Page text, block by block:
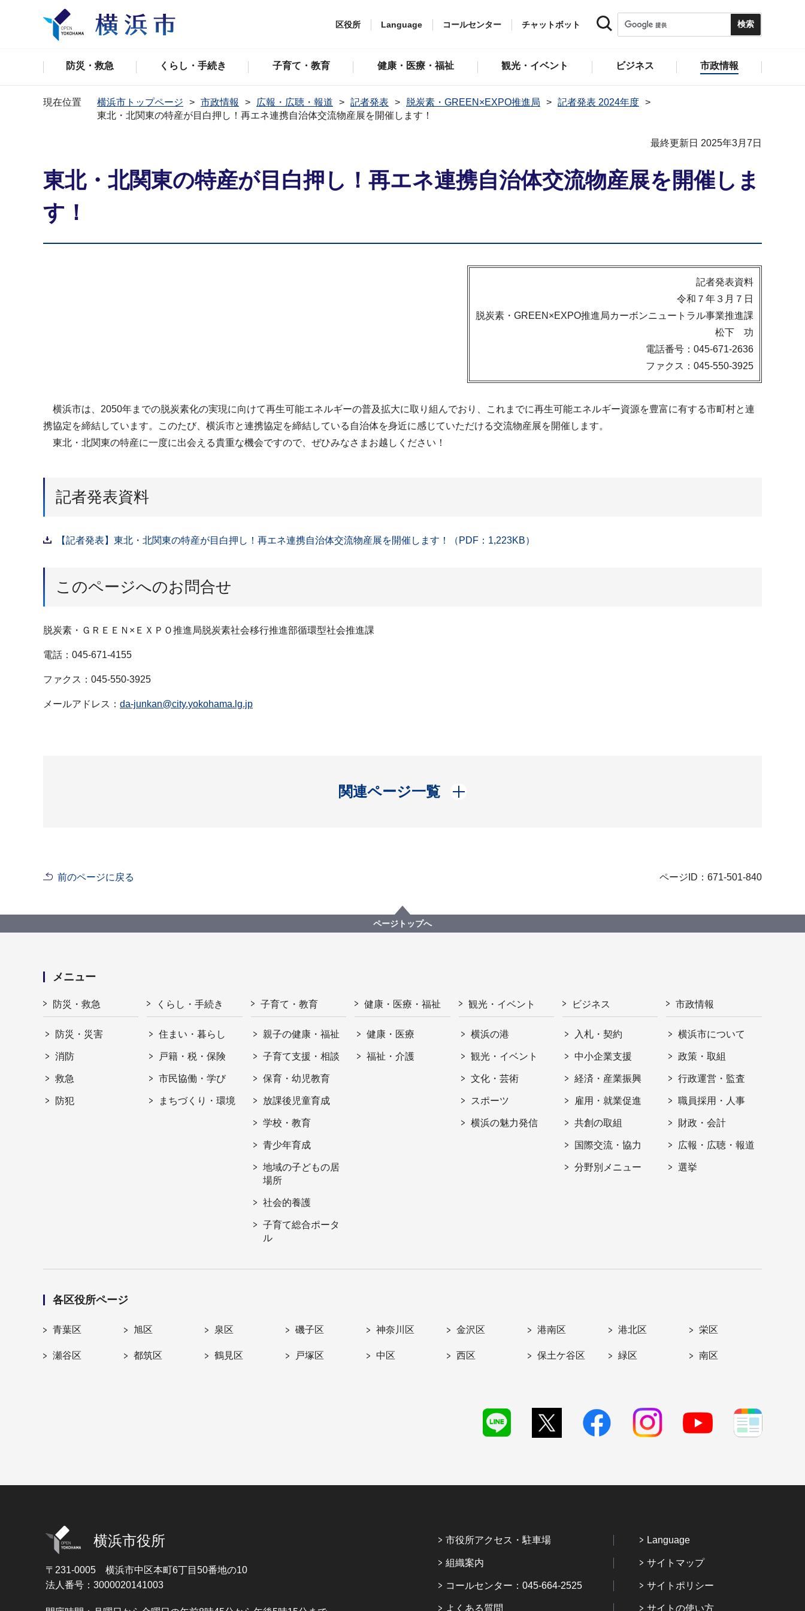
区役所 Language コールセンター チャットボット
防災・救急 くらし・手続き 子育て・教育 健康・医療・福祉 観光・イベント ビジネス 市政情報
現在位置 横浜市トップページ 市政情報 広報・広聴・報道 記者発表 脱炭素・GREEN×EXPO推進局
記者発表 2024年度
東北・北関東の特産が目白押し！再エネ連携自治体交流物産展を開催します！
最終更新日 2025年3月7日
東北・北関東の特産が目白押し！再エネ連携自治体交流物産展を開催しま
す！
記者発表資料
令和７年３月７日
脱炭素・GREEN×EXPO推進局カーボンニュートラル事業推進課
松下 功
電話番号：045-671-2636
ファクス：045-550-3925
横浜市は、2050年までの脱炭素化の実現に向けて再生可能エネルギーの普及拡大に取り組んでおり、これまでに再生可能エネルギー資源を豊富に有する市町村と連
携協定を締結しています。このたび、横浜市と連携協定を締結している自治体を身近に感じていただける交流物産展を開催します。
東北・北関東の特産に一度に出会える貴重な機会ですので、ぜひみなさまお越しください！
記者発表資料
【記者発表】東北・北関東の特産が目白押し！再エネ連携自治体交流物産展を開催します！（PDF：1,223KB）
このページへのお問合せ
脱炭素・ＧＲＥＥＮ×ＥＸＰＯ推進局脱炭素社会移行推進部循環型社会推進課
電話：045-671-4155
ファクス：045-550-3925
メールアドレス： da-junkan@city.yokohama.lg.jp
関連ページ一覧
開く
前のページに戻る ページID：671-501-840
ページトップへ
メニュー
防災・救急
防災・災害
消防
救急
防犯
くらし・手続き
住まい・暮らし
戸籍・税・保険
市民協働・学び
まちづくり・環境
子育て・教育
親子の健康・福祉
子育て支援・相談
保育・幼児教育
放課後児童育成
学校・教育
青少年育成
地域の子どもの居
場所
社会的養護
子育て総合ポータ
ル
健康・医療・福祉
健康・医療
福祉・介護
観光・イベント
横浜の港
観光・イベント
文化・芸術
スポーツ
横浜の魅力発信
ビジネス
入札・契約
中小企業支援
経済・産業振興
雇用・就業促進
共創の取組
国際交流・協力
分野別メニュー
市政情報
横浜市について
政策・取組
行政運営・監査
職員採用・人事
財政・会計
広報・広聴・報道
選挙
各区役所ページ
青葉区 旭区 泉区 磯子区 神奈川区 金沢区 港南区 港北区 栄区
瀬谷区 都筑区 鶴見区 戸塚区 中区 西区 保土ケ谷区 緑区 南区
横浜市役所
〒231-0005 横浜市中区本町6丁目50番地の10
法人番号：3000020141003
市役所アクセス・駐車場
組織案内
コールセンター：045-664-2525
よくある質問
Language
サイトマップ
サイトポリシー
サイトの使い方